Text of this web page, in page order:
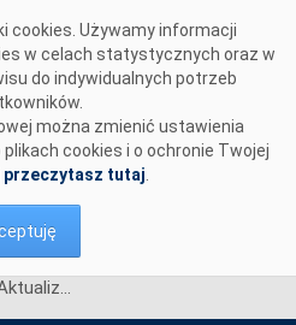
cookies. Używamy informacji
w celach statystycznych oraz w
do indywidualnych potrzeb
można zmienić ustawienia
cookies i o ochronie Twojej
przeczytasz tutaj
Aktualizacja Załączników D do Standardów technicznych systemu WIRE